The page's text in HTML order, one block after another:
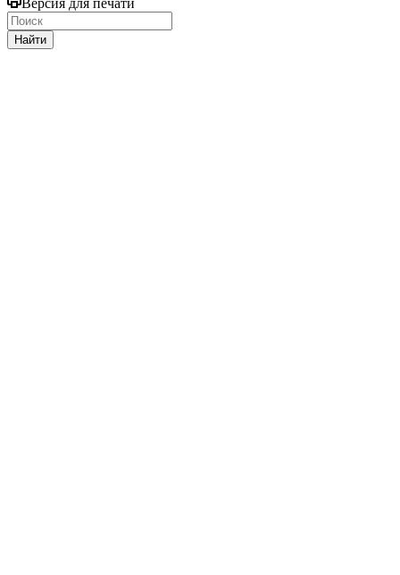
Версия для печати
Найти